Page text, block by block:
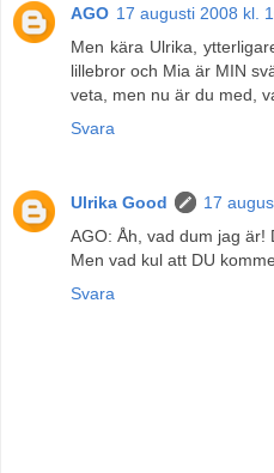
AGO 17 augusti 2008 kl.
Men kära Ulrika,
lillebror och Mia är MIN
veta, men nu är du med,
Svara
Ulrika Good
17
AGO: Åh, vad dum jag är!
Men vad kul att DU
Svara